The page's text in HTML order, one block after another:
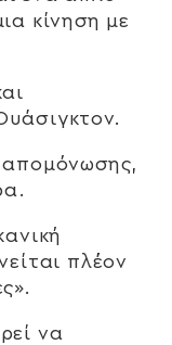
κίνηση με
απομόνωσης,
πλέον
να